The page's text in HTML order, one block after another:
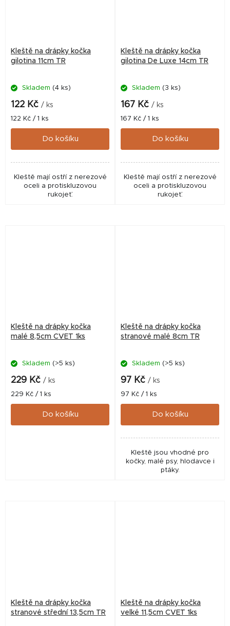
Kleště na drápky kočka
gilotina 11cm TR
Skladem (4 ks)
122 Kč / ks
Měrná
cena:
122 Kč / 1 ks
Do košíku
Kleště mají ostří z nerezové
oceli a protiskluzovou
rukojeť.
Kleště na drápky kočka
gilotina De Luxe 14cm TR
Skladem (3 ks)
167 Kč / ks
Měrná
cena:
167 Kč / 1 ks
Do košíku
Kleště mají ostří z nerezové
oceli a protiskluzovou
rukojeť.
Kleště na drápky kočka
malé 8,5cm CVET 1ks
Skladem (>5 ks)
229 Kč / ks
Měrná
cena:
229 Kč / 1 ks
Do košíku
Kleště na drápky kočka
stranové malé 8cm TR
Skladem (>5 ks)
97 Kč / ks
Měrná
cena:
97 Kč / 1 ks
Do košíku
Kleště jsou vhodné pro
kočky, malé psy, hlodavce i
ptáky.
Kleště na drápky kočka
stranové střední 13,5cm TR
Kleště na drápky kočka
velké 11,5cm CVET 1ks